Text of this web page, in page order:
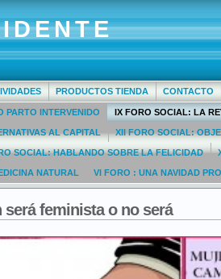
PRODUCTOS TIENDA CONTACTO
PARTO INTERVENIDO IX FORO SOCIAL: LA
AL CAPITAL XII FORO SOCIAL:
SOCIAL: HABLANDO SOBRE LA FELICIDAD
NATURAL VI FORO : UNA NAVIDAD
feminista o no será